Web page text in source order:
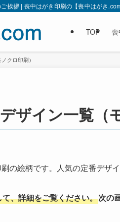
挨拶 | 喪中はがき印刷の【喪中はがき.com
TOP
クロ印刷）
イン一覧（
の絵柄です。人気の定番デザ
、詳細をご覧ください。次の